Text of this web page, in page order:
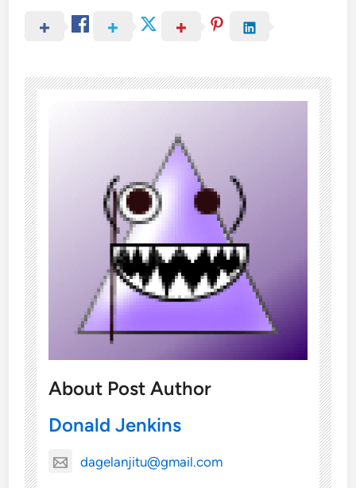
About Post Author
Donald Jenkins
dagelanjitu@gmail.com